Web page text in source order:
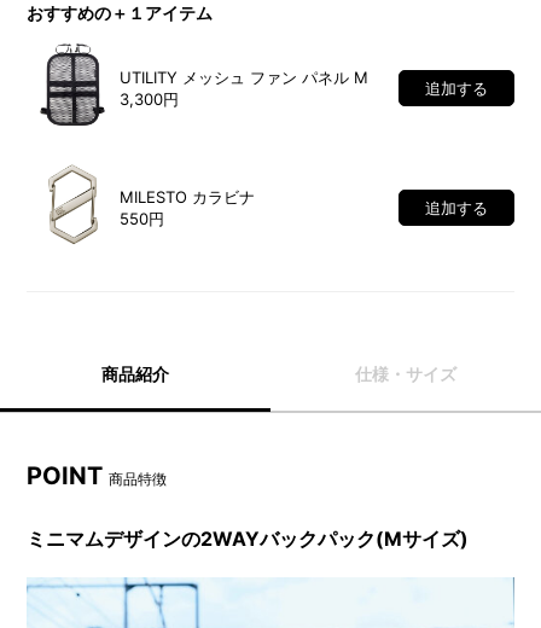
おすすめの＋１アイテム
UTILITY メッシュ ファン パネル M
3,300円
追加する
MILESTO カラビナ
550円
追加する
商品紹介 仕様・サイズ
POINT商品特徴
ミニマムデザインの2WAYバックパック(Mサイズ)